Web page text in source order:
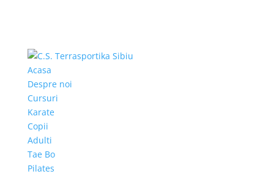
Acasa
Despre noi
Cursuri
Karate
Copii
Adulti
Tae Bo
Pilates